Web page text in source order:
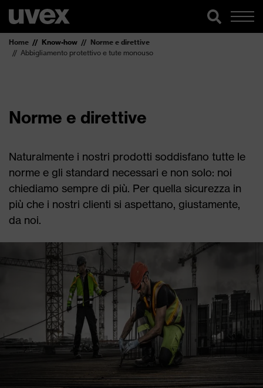
Home Know-how
Norme e direttive
Abbigliamento protettivo e tute monouso
Norme e direttive
Naturalmente i nostri prodotti soddisfano tutte le
norme e gli standard necessari e non solo: noi
chiediamo sempre di più. Per quella sicurezza in
più che i nostri clienti si aspettano, giustamente,
da noi.